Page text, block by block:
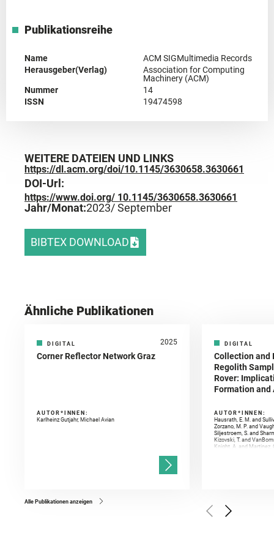
Publikationsreihe
Name
ACM SIGMultimedia Records
Herausgeber(Verlag)
Association for Computing
Machinery (ACM)
Nummer
14
ISSN
19474598
WEITERE DATEIEN UND LINKS
https://dl.acm.org/doi/10.1145/3630658.3630661
DOI-Url:
https://www.doi.org/ 10.1145/3630658.3630661
Jahr/Monat:2023/ September
BIBTEX DOWNLOAD
Ähnliche Publikationen
DIGITAL 2025
Corner Reflector Network Graz
AUTOR*INNEN:
Karlheinz Gutjahr, Michael Avian
DIGITAL
Collection and
Regolith
Rover:
Formation
AUTOR*INNEN:
Hausrath, E. M. and
Zorzano, M. P. and
Siljestroem, S. and
Kizovski, T. and
Knight, A. and Martinez,
Golombek, M. and
Herkenhoff, K. and
Alle Publikationen anzeigen